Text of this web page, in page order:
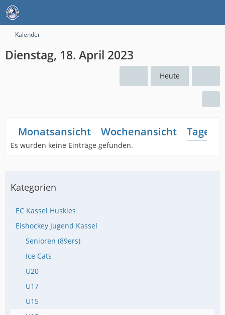
Kalender
Dienstag, 18. April 2023
Heute
Monatsansicht Wochenansicht
Es wurden keine Einträge gefunden.
Kategorien
EC Kassel Huskies
Eishockey Jugend Kassel
Senioren (89ers)
Ice Cats
U20
U17
U15